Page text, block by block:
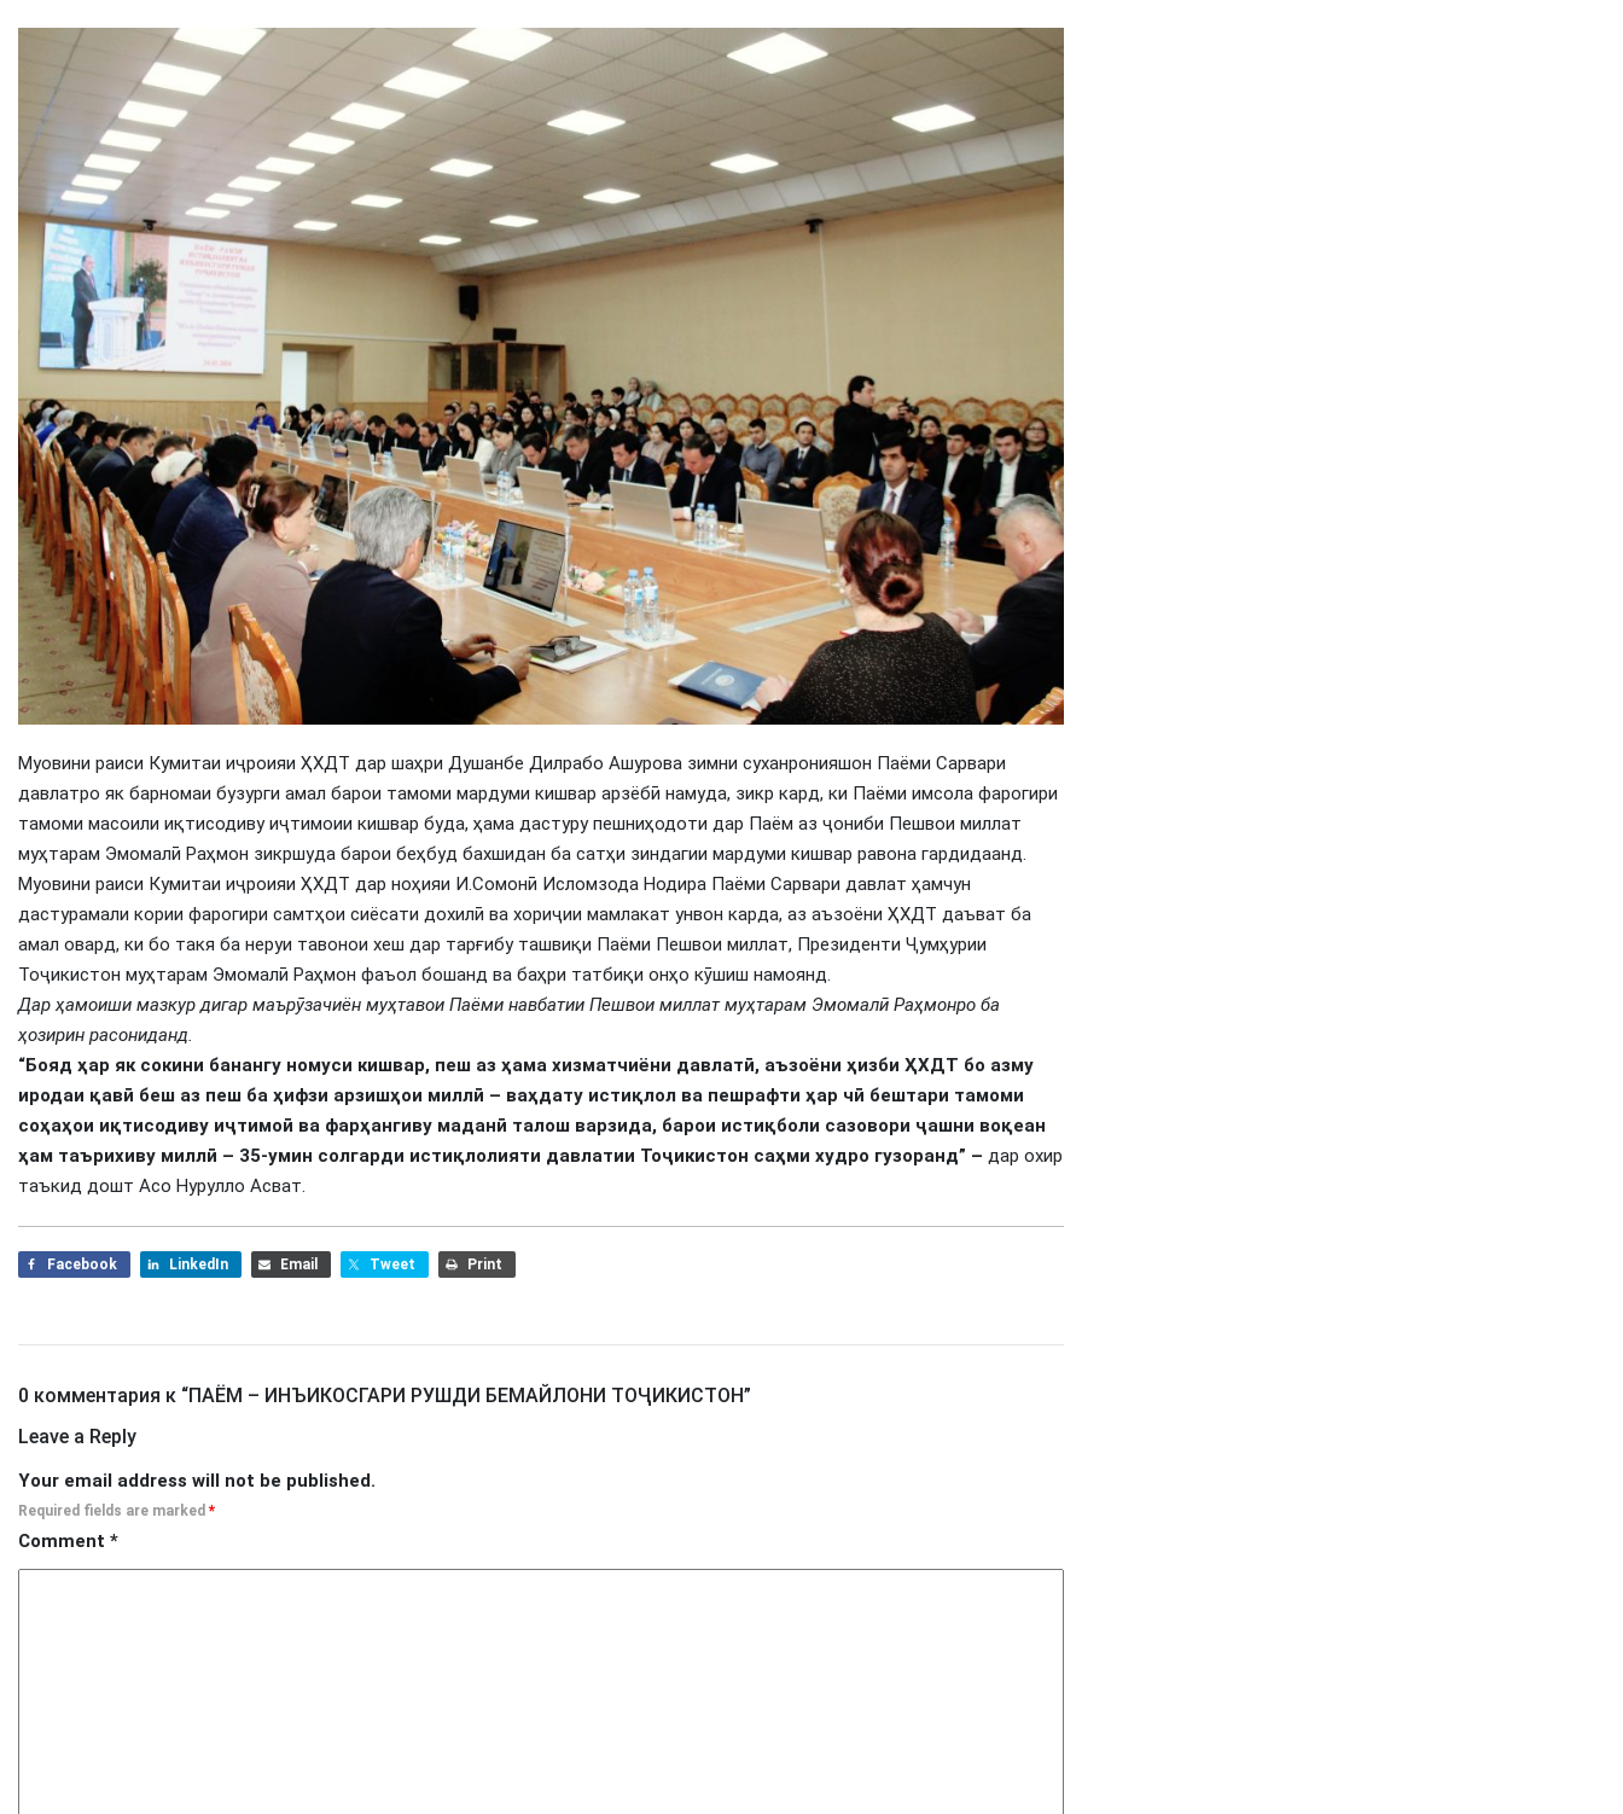
Муовини раиси Кумитаи иҷроияи ҲХДТ дар шаҳри Душанбе Дилрабо Ашурова зимни суханронияшон Паёми Сарвари
давлатро як барномаи бузурги амал барои тамоми мардуми кишвар арзёбӣ намуда, зикр кард, ки Паёми имсола фарогири
тамоми масоили иқтисодиву иҷтимоии кишвар буда, ҳама дастуру пешниҳодоти дар Паём аз ҷониби Пешвои миллат
муҳтарам Эмомалӣ Раҳмон зикршуда барои беҳбуд бахшидан ба сатҳи зиндагии мардуми кишвар равона гардидаанд.
Муовини раиси Кумитаи иҷроияи ҲХДТ дар ноҳияи И.Сомонӣ Исломзода Нодира Паёми Сарвари давлат ҳамчун
дастурамали кории фарогири самтҳои сиёсати дохилӣ ва хориҷии мамлакат унвон карда, аз аъзоёни ҲХДТ даъват ба
амал овард, ки бо такя ба неруи тавонои хеш дар тарғибу ташвиқи Паёми Пешвои миллат, Президенти Ҷумҳурии
Тоҷикистон муҳтарам Эмомалӣ Раҳмон фаъол бошанд ва баҳри татбиқи онҳо кӯшиш намоянд.
Дар ҳамоиши мазкур дигар маърӯзачиён муҳтавои Паёми навбатии Пешвои миллат муҳтарам Эмомалӣ Раҳмонро ба
ҳозирин расониданд.
“Бояд ҳар як сокини банангу номуси кишвар, пеш аз ҳама хизматчиёни давлатӣ, аъзоёни ҳизби ҲХДТ бо азму
иродаи қавӣ беш аз пеш ба ҳифзи арзишҳои миллӣ – ваҳдату истиқлол ва пешрафти ҳар чӣ бештари тамоми
соҳаҳои иқтисодиву иҷтимоӣ ва фарҳангиву маданӣ талош варзида, барои истиқболи сазовори ҷашни воқеан
ҳам таърихиву миллӣ – 35-умин солгарди истиқлолияти давлатии Тоҷикистон саҳми худро гузоранд” – дар охир
таъкид дошт Асо Нурулло Асват.
Facebook LinkedIn Email Tweet Print
0 комментария к “ПАЁМ – ИНЪИКОСГАРИ РУШДИ БЕМАЙЛОНИ ТОҶИКИСТОН”
Leave a Reply
Your email address will not be published.
Required fields are marked *
Comment *